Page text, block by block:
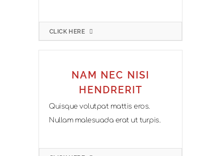
CLICK HERE
NAM NEC NISI
HENDRERIT
Quisque volutpat mattis eros.
Nullam malesuada erat ut turpis.